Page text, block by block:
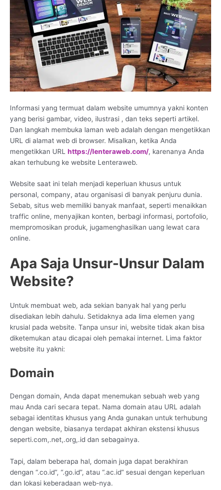
Informasi yang termuat dalam website umumnya yakni konten
yang berisi gambar, video, ilustrasi , dan teks seperti artikel.
Dan langkah membuka laman web adalah dengan mengetikkan
URL di alamat web di browser. Misalkan, ketika Anda
mengetikkan URL https://lenteraweb.com/, karenanya Anda
akan terhubung ke website Lenteraweb.
Website saat ini telah menjadi keperluan khusus untuk
personal, company, atau organisasi di banyak penjuru dunia.
Sebab, situs web memiliki banyak manfaat, seperti menaikkan
traffic online, menyajikan konten, berbagi informasi, portofolio,
mempromosikan produk, jugamenghasilkan uang lewat cara
online.
Apa Saja Unsur-Unsur Dalam
Website?
Untuk membuat web, ada sekian banyak hal yang perlu
disediakan lebih dahulu. Setidaknya ada lima elemen yang
krusial pada website. Tanpa unsur ini, website tidak akan bisa
diketemukan atau dicapai oleh pemakai internet. Lima faktor
website itu yakni:
Domain
Dengan domain, Anda dapat menemukan sebuah web yang
mau Anda cari secara tepat. Nama domain atau URL adalah
sebagai identitas khusus yang Anda gunakan untuk terhubung
dengan website, biasanya terdapat akhiran ekstensi khusus
seperti.com,.net,.org,.id dan sebagainya.
Tapi, dalam beberapa hal, domain juga dapat berakhiran
dengan “.co.id”, “.go.id”, atau “.ac.id” sesuai dengan keperluan
dan lokasi keberadaan web-nya.